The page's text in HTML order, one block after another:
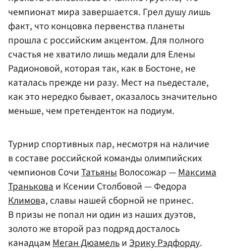
чемпионат мира завершается. Грел душу лишь
факт, что концовка первенства планеты
прошла с российским акцентом. Для полного
счастья не хватило лишь медали для Елены
Радионовой, которая так, как в Бостоне, не
каталась прежде ни разу. Мест на пьедестале,
как это нередко бывает, оказалось значительно
меньше, чем претенденток на подиум.
Турнир спортивных пар, несмотря на наличие
в составе российской команды олимпийских
чемпионов СочиТатьяныВолосожар —Максима
Траньковаи Ксении Столбовой — Федора
Климова, славы нашей сборной не принес.
В призы не попал ни один из наших дуэтов,
золото же второй раз подряд досталось
канадцамМеган ДюамельиЭрику Рэдфорду.